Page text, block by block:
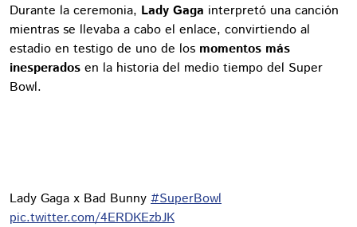
Durante la ceremonia, Lady Gaga interpretó una canción
mientras se llevaba a cabo el enlace, convirtiendo al
estadio en testigo de uno de los momentos más
inesperados en la historia del medio tiempo del Super
Bowl.
Lady Gaga x Bad Bunny #SuperBowl
pic.twitter.com/4ERDKEzbJK